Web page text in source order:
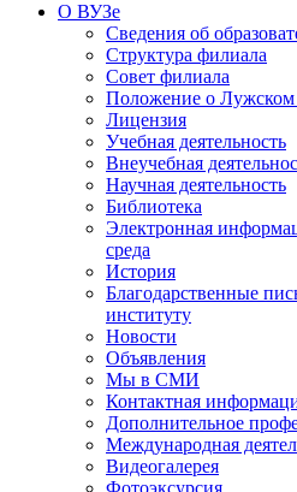
О ВУЗе
Сведения об
Структура филиала
Совет филиала
Положение о Лужском
Лицензия
Учебная деятельность
Внеучебная
Научная деятельность
Библиотека
Электронная
среда
История
Благодарственные
институту
Новости
Объявления
Мы в СМИ
Контактная
Дополнительное
Международная
Видеогалерея
Фотоэксурсия